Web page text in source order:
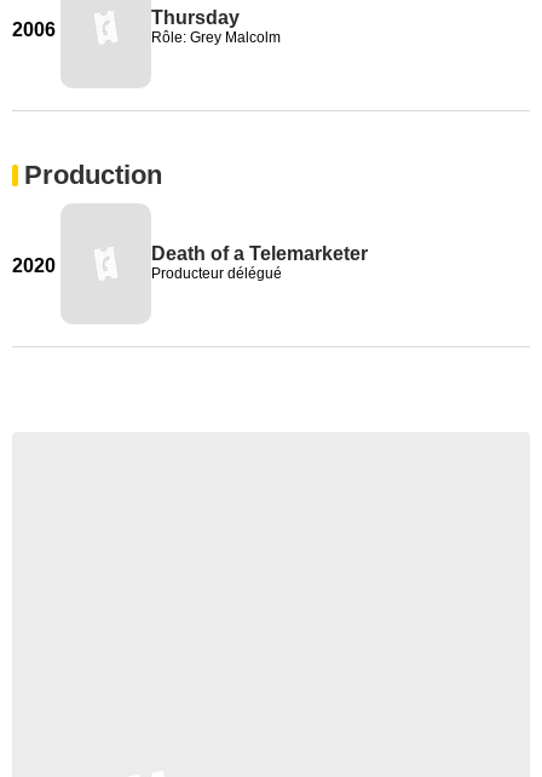
2006
Thursday
Rôle: Grey Malcolm
Production
2020
Death of a Telemarketer
Producteur délégué